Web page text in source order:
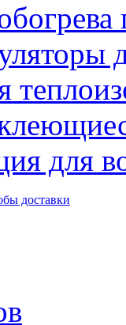
для
доставки